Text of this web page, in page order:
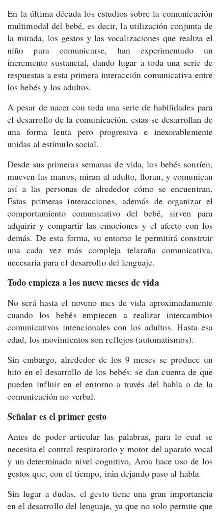
En la última década los estudios sobre la comunicación
multimodal del bebé, es decir, la utilización conjunta de
la mirada, los gestos y las vocalizaciones que realiza el
niño para comunicarse, han experimentado un
incremento sustancial, dando lugar a toda una serie de
respuestas a esta primera interacción comunicativa entre
los bebés y los adultos.
A pesar de nacer con toda una serie de habilidades para
el desarrollo de la comunicación, estas se desarrollan de
una forma lenta pero progresiva e inexorablemente
unidas al estímulo social.
Desde sus primeras semanas de vida, los bebés sonríen,
mueven las manos, miran al adulto, lloran, y comunican
así a las personas de alrededor cómo se encuentran.
Estas primeras interacciones, además de organizar el
comportamiento comunicativo del bebé, sirven para
adquirir y compartir las emociones y el afecto con los
demás. De esta forma, su entorno le permitirá construir
una cada vez más compleja telaraña comunicativa,
necesaria para el desarrollo del lenguaje.
Todo empieza a los nueve meses de vida
No será hasta el noveno mes de vida aproximadamente
cuando los bebés empiecen a realizar intercambios
comunicativos intencionales con los adultos. Hasta esa
edad, los movimientos son reflejos (automatismos).
Sin embargo, alrededor de los 9 meses se produce un
hito en el desarrollo de los bebés: se dan cuenta de que
pueden influir en el entorno a través del habla o de la
comunicación no verbal.
Señalar es el primer gesto
Antes de poder articular las palabras, para lo cual se
necesita el control respiratorio y motor del aparato vocal
y un determinado nivel cognitivo, Aroa hace uso de los
gestos que, con el tiempo, irán dejando paso al habla.
Sin lugar a dudas, el gesto tiene una gran importancia
en el desarrollo del lenguaje, ya que no solo permite que